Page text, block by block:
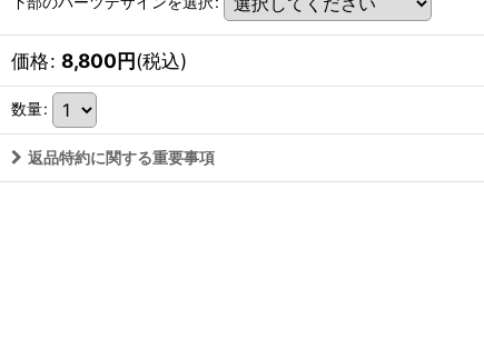
価格: 8,800円(税込)
数量:
返品特約に関する重要事項